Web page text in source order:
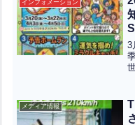
インフォメーション
3
メディア情報